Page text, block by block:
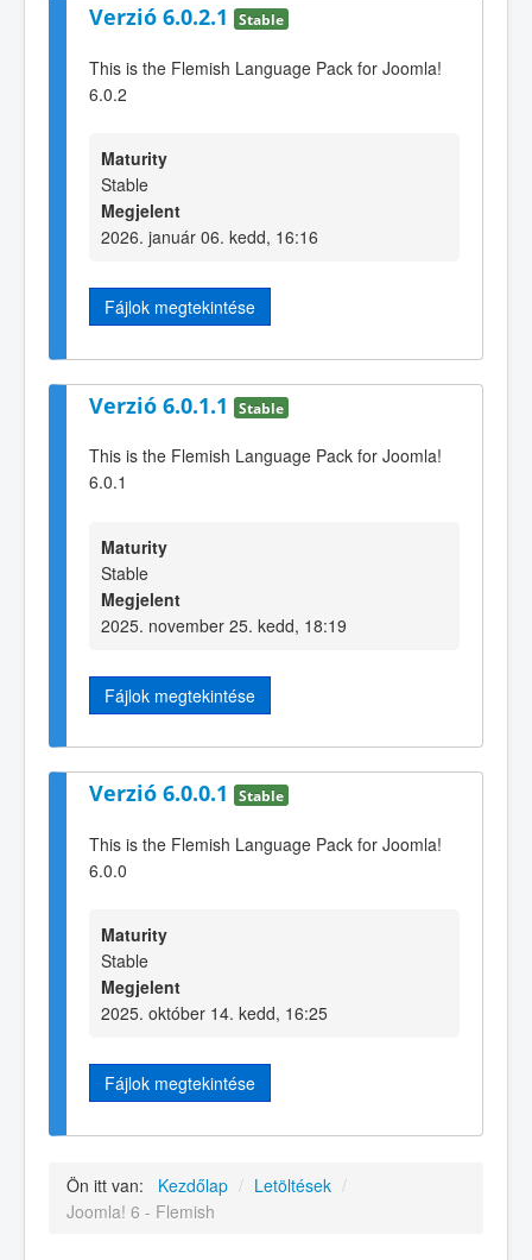
Verzió 6.0.2.1 Stable
This is the Flemish Language Pack for Joomla!
6.0.2
Maturity
Stable
Megjelent
2026. január 06. kedd, 16:16
Fájlok megtekintése
Verzió 6.0.1.1 Stable
This is the Flemish Language Pack for Joomla!
6.0.1
Maturity
Stable
Megjelent
2025. november 25. kedd, 18:19
Fájlok megtekintése
Verzió 6.0.0.1 Stable
This is the Flemish Language Pack for Joomla!
6.0.0
Maturity
Stable
Megjelent
2025. október 14. kedd, 16:25
Fájlok megtekintése
Ön itt van: Kezdőlap / Letöltések /
Joomla! 6 - Flemish